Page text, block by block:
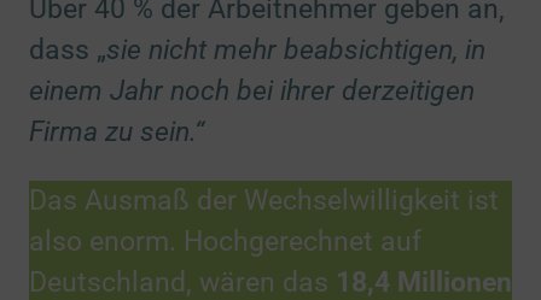
Über 40 % der Arbeitnehmer geben an,
dass „sie nicht mehr beabsichtigen, in
einem Jahr noch bei ihrer derzeitigen
Firma zu sein.“
Das Ausmaß der Wechselwilligkeit ist
also enorm. Hochgerechnet auf
Deutschland, wären das 18,4 Millionen